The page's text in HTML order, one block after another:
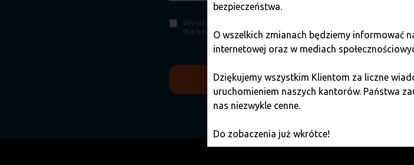
Wyrażam zgodę na przetwarzanie moich danych przez Quark
marketingowych.
ZAPISZ
bezpieczeństwa.
O wszelkich zmianach będziemy informować
internetowej oraz w mediach
Dziękujemy wszystkim Klientom za liczne
uruchomieniem naszych kantorów. Państwa
nas niezwykle cenne.
Do zobaczenia już wkrótce!